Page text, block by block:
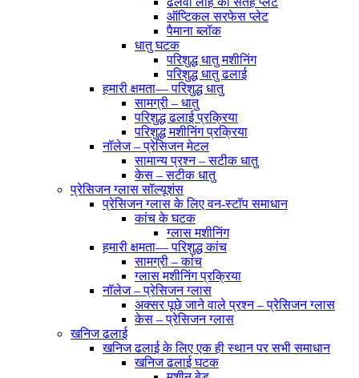
ऑप्टिकल सरफेस प्लेट
पैमाना ब्लॉक
धातु घटक
परिशुद्ध धातु मशीनिंग
परिशुद्ध धातु ढलाई
हमारी क्षमता— परिशुद्ध धातु
सामग्री – धातु
परिशुद्ध ढलाई प्रक्रिया
परिशुद्ध मशीनिंग प्रक्रिया
नॉलेज – प्रेसिजन मेटल
सामान्य प्रश्न – सटीक धातु
केस – सटीक धातु
प्रेसिजन ग्लास सॉल्यूशंस
प्रेसिजन ग्लास के लिए वन-स्टॉप समाधान
कांच के घटक
ग्लास मशीनिंग
हमारी क्षमता— परिशुद्ध कांच
सामग्री – कांच
ग्लास मशीनिंग प्रक्रिया
नॉलेज – प्रेसिजन ग्लास
अक्सर पूछे जाने वाले प्रश्न – प्रेसिजन ग्लास
केस – प्रेसिजन ग्लास
खनिज ढलाई
खनिज ढलाई के लिए एक ही स्थान पर सभी समाधान
खनिज ढलाई घटक